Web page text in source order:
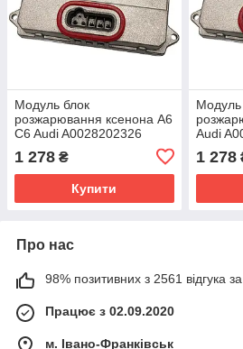
Модуль блок
розжарювання ксенона A6
C6 Audi A0028202326
5DV00829000 4E0907476
1 278 ₴
Купити
Модуль
Audi
1 278
Про нас
98% позитивних з 2561 відгука за
Працює з 02.09.2020
м. Івано-Франківськ